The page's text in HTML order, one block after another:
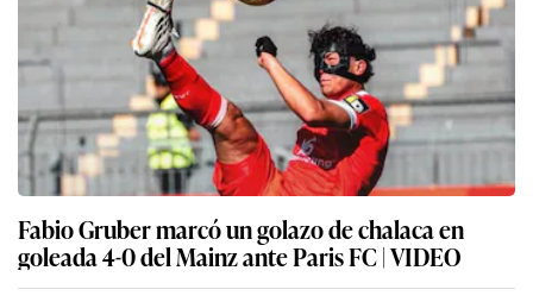
Fabio Gruber marcó un golazo de chalaca en
goleada 4-0 del Mainz ante Paris FC | VIDEO